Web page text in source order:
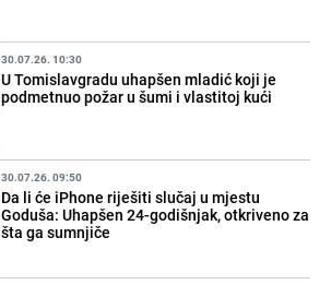
30.07.26. 10:30
U Tomislavgradu uhapšen mladić koji je
podmetnuo požar u šumi i vlastitoj kući
30.07.26. 09:50
Da li će iPhone riješiti slučaj u mjestu
Goduša: Uhapšen 24-godišnjak, otkriveno za
šta ga sumnjiče